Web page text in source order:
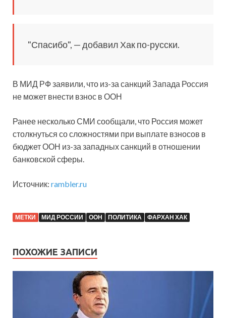
"Спасибо", — добавил Хак по-русски.
В МИД РФ заявили, что из-за санкций Запада Россия
не может внести взнос в ООН
Ранее несколько СМИ сообщали, что Россия может
столкнуться со сложностями при выплате взносов в
бюджет ООН из-за западных санкций в отношении
банковской сферы.
Источник: rambler.ru
МЕТКИ МИД РОССИИ ООН ПОЛИТИКА ФАРХАН ХАК
ПОХОЖИЕ ЗАПИСИ